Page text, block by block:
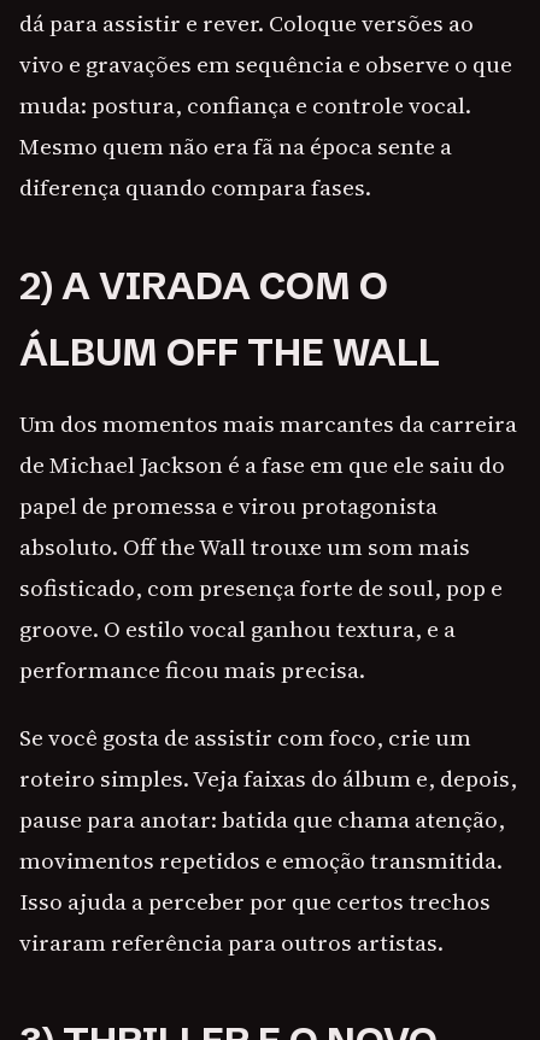
dá para assistir e rever. Coloque versões ao
vivo e gravações em sequência e observe o que
muda: postura, confiança e controle vocal.
Mesmo quem não era fã na época sente a
diferença quando compara fases.
2) A VIRADA COM O
ÁLBUM OFF THE WALL
Um dos momentos mais marcantes da carreira
de Michael Jackson é a fase em que ele saiu do
papel de promessa e virou protagonista
absoluto. Off the Wall trouxe um som mais
sofisticado, com presença forte de soul, pop e
groove. O estilo vocal ganhou textura, e a
performance ficou mais precisa.
Se você gosta de assistir com foco, crie um
roteiro simples. Veja faixas do álbum e, depois,
pause para anotar: batida que chama atenção,
movimentos repetidos e emoção transmitida.
Isso ajuda a perceber por que certos trechos
viraram referência para outros artistas.